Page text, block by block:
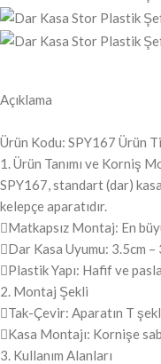
Açıklama
Ürün Kodu: SPY167 Ürün
1. Ürün Tanımı ve Korniş
SPY167, standart (dar)
kelepçe aparatıdır.
Matkapsız Montaj: En
Dar Kasa Uyumu: 3.5cm
Plastik Yapı: Hafif ve
2. Montaj Şekli
Tak-Çevir: Aparatın T
Kasa Montajı: Kornişe
3. Kullanım Alanları